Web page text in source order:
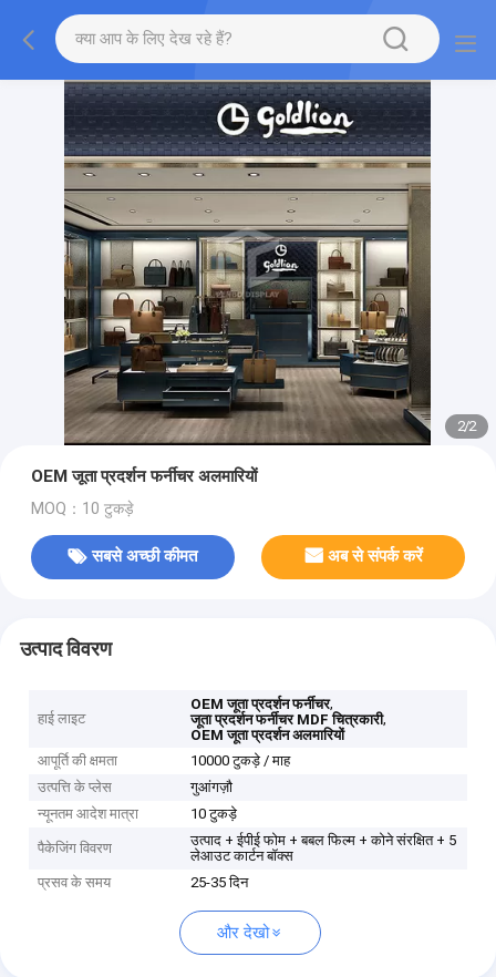
2/2
OEM जूता प्रदर्शन फर्नीचर अलमारियों
MOQ：10 टुकड़े
सबसे अच्छी कीमत अब से संपर्क करें
उत्पाद विवरण
हाई लाइट
OEM जूता प्रदर्शन फर्नीचर,
जूता प्रदर्शन फर्नीचर MDF चित्रकारी,
OEM जूता प्रदर्शन अलमारियों
आपूर्ति की क्षमता
10000 टुकड़े / माह
उत्पत्ति के प्लेस
गुआंगज़ौ
न्यूनतम आदेश मात्रा
10 टुकड़े
पैकेजिंग विवरण
उत्पाद + ईपीई फोम + बबल फिल्म + कोने संरक्षित + 5
लेआउट कार्टन बॉक्स
प्रसव के समय
25-35 दिन
और देखो